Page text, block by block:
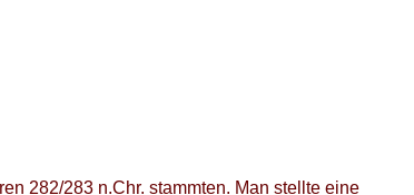
282/283 n.Chr. stammten. Man stellte eine